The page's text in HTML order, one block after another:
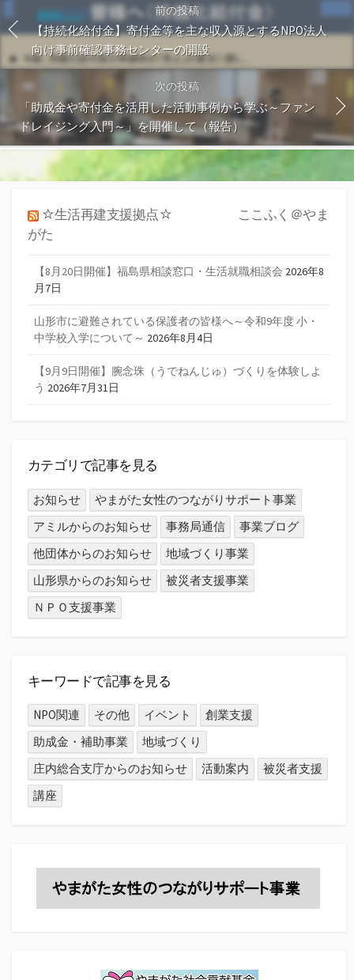
前の投稿
【持続化給付金】寄付金等を主な収入源とするNPO法人
向け事前確認事務センターの開設
次の投稿
「助成金や寄付金を活用した活動事例から学ぶ～ファン
ドレイジング入門～」を開催して（報告）
☆生活再建支援拠点☆ ここふく＠やま
がた
【8月20日開催】福島県相談窓口・生活就職相談会 2026年8
月7日
山形市に避難されている保護者の皆様へ～令和9年度 小・
中学校入学について～ 2026年8月4日
【9月9日開催】腕念珠（うでねんじゅ）づくりを体験しよ
う 2026年7月31日
カテゴリで記事を見る
お知らせ
やまがた女性のつながりサポート事業
アミルからのお知らせ
事務局通信
事業ブログ
他団体からのお知らせ
地域づくり事業
山形県からのお知らせ
被災者支援事業
ＮＰＯ支援事業
キーワードで記事を見る
NPO関連 その他 イベント
創業支援
助成金・補助事業
地域づくり
庄内総合支庁からのお知らせ
活動案内
被災者支援
講座